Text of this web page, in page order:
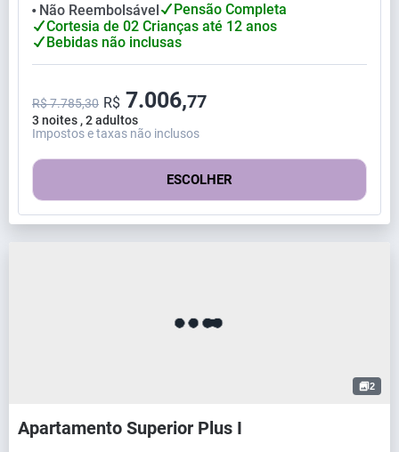
⬤ Não Reembolsável
Pensão Completa
Cortesia de 02 Crianças até 12 anos
Bebidas não inclusas
3 noites , 2 adultos
R$ 7.785,30 R$ 7.006,77
Impostos e taxas não inclusos
ESCOLHER
2
Apartamento Superior Plus I